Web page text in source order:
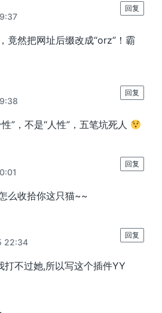
竟然把网址后缀改成“orz”！霸
回复
”，不是“人性”，五笔坑死人
回复
么收拾你这只猫~~
回复
22:34
打不过她,所以写这个插件YY
回复